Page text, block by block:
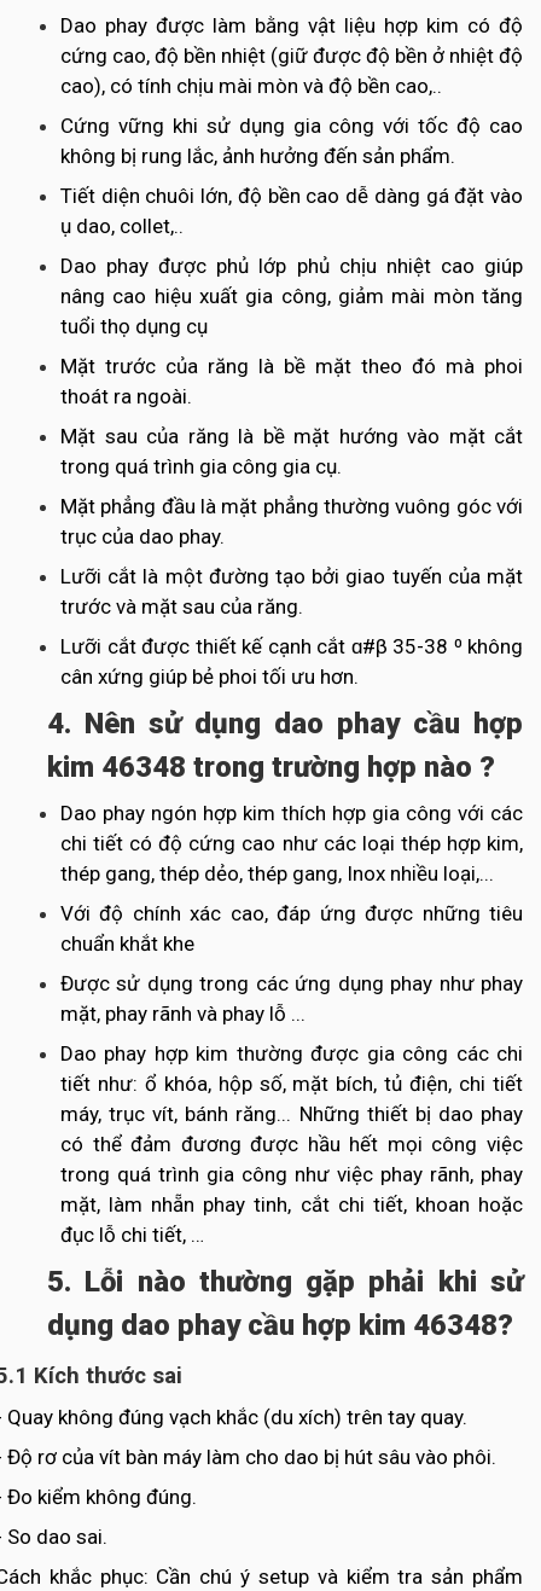
Dao phay được làm bằng vật liệu hợp kim có độ
cứng cao, độ bền nhiệt (giữ được độ bền ở nhiệt độ
cao), có tính chịu mài mòn và độ bền cao,..
Cứng vững khi sử dụng gia công với tốc độ cao
không bị rung lắc, ảnh hưởng đến sản phẩm.
Tiết diện chuôi lớn, độ bền cao dễ dàng gá đặt vào
ụ dao, collet,..
Dao phay được phủ lớp phủ chịu nhiệt cao giúp
nâng cao hiệu xuất gia công, giảm mài mòn tăng
tuổi thọ dụng cụ
Mặt trước của răng là bề mặt theo đó mà phoi
thoát ra ngoài.
Mặt sau của răng là bề mặt hướng vào mặt cắt
trong quá trình gia công gia cụ.
Mặt phẳng đầu là mặt phẳng thường vuông góc với
trục của dao phay.
Lưỡi cắt là một đường tạo bởi giao tuyến của mặt
trước và mặt sau của răng.
Lưỡi cắt được thiết kế cạnh cắt ɑ#β 35-38 ⁰ không
cân xứng giúp bẻ phoi tối ưu hơn.
4. Nên sử dụng dao phay cầu hợp
kim 46348 trong trường hợp nào ?
Dao phay ngón hợp kim thích hợp gia công với các
chi tiết có độ cứng cao như các loại thép hợp kim,
thép gang, thép dẻo, thép gang, Inox nhiều loại,...
Với độ chính xác cao, đáp ứng được những tiêu
chuẩn khắt khe
Được sử dụng trong các ứng dụng phay như phay
mặt, phay rãnh và phay lỗ ...
Dao phay hợp kim thường được gia công các chi
tiết như: ổ khóa, hộp số, mặt bích, tủ điện, chi tiết
máy, trục vít, bánh răng... Những thiết bị dao phay
có thể đảm đương được hầu hết mọi công việc
trong quá trình gia công như việc phay rãnh, phay
mặt, làm nhẵn phay tinh, cắt chi tiết, khoan hoặc
đục lỗ chi tiết, …
5. Lỗi nào thường gặp phải khi sử
dụng dao phay cầu hợp kim 46348?
Kích thước sai
Quay không đúng vạch khắc (du xích) trên tay quay.
Độ rơ của vít bàn máy làm cho dao bị hút sâu vào phôi.
Đo kiểm không đúng.
So dao sai.
khắc phục: Cần chú ý setup và kiểm tra sản phẩm